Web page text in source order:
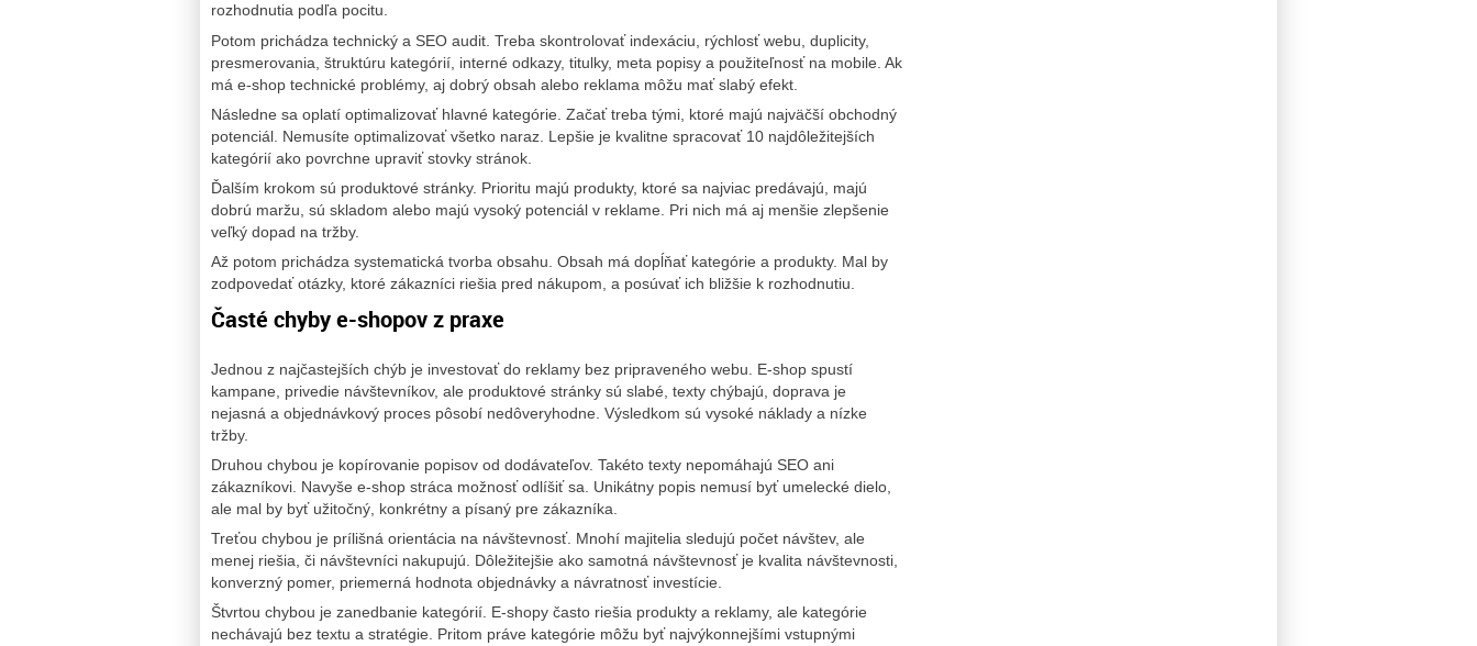
rozhodnutia podľa pocitu.
Potom prichádza technický a SEO audit. Treba skontrolovať indexáciu, rýchlosť webu, duplicity,
presmerovania, štruktúru kategórií, interné odkazy, titulky, meta popisy a použiteľnosť na mobile. Ak
má e-shop technické problémy, aj dobrý obsah alebo reklama môžu mať slabý efekt.
Následne sa oplatí optimalizovať hlavné kategórie. Začať treba tými, ktoré majú najväčší obchodný
potenciál. Nemusíte optimalizovať všetko naraz. Lepšie je kvalitne spracovať 10 najdôležitejších
kategórií ako povrchne upraviť stovky stránok.
Ďalším krokom sú produktové stránky. Prioritu majú produkty, ktoré sa najviac predávajú, majú
dobrú maržu, sú skladom alebo majú vysoký potenciál v reklame. Pri nich má aj menšie zlepšenie
veľký dopad na tržby.
Až potom prichádza systematická tvorba obsahu. Obsah má dopĺňať kategórie a produkty. Mal by
zodpovedať otázky, ktoré zákazníci riešia pred nákupom, a posúvať ich bližšie k rozhodnutiu.
Časté chyby e-shopov z praxe
Jednou z najčastejších chýb je investovať do reklamy bez pripraveného webu. E-shop spustí
kampane, privedie návštevníkov, ale produktové stránky sú slabé, texty chýbajú, doprava je
nejasná a objednávkový proces pôsobí nedôveryhodne. Výsledkom sú vysoké náklady a nízke
tržby.
Druhou chybou je kopírovanie popisov od dodávateľov. Takéto texty nepomáhajú SEO ani
zákazníkovi. Navyše e-shop stráca možnosť odlíšiť sa. Unikátny popis nemusí byť umelecké dielo,
ale mal by byť užitočný, konkrétny a písaný pre zákazníka.
Treťou chybou je prílišná orientácia na návštevnosť. Mnohí majitelia sledujú počet návštev, ale
menej riešia, či návštevníci nakupujú. Dôležitejšie ako samotná návštevnosť je kvalita návštevnosti,
konverzný pomer, priemerná hodnota objednávky a návratnosť investície.
Štvrtou chybou je zanedbanie kategórií. E-shopy často riešia produkty a reklamy, ale kategórie
nechávajú bez textu a stratégie. Pritom práve kategórie môžu byť najvýkonnejšími vstupnými